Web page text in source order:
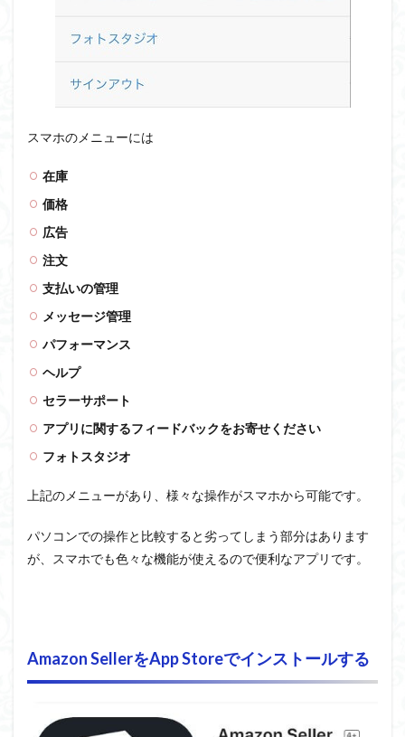
スマホのメニューには
在庫
価格
広告
注文
支払いの管理
メッセージ管理
パフォーマンス
ヘルプ
セラーサポート
アプリに関するフィードバックをお寄せください
フォトスタジオ
上記のメニューがあり、様々な操作がスマホから可能です。
パソコンでの操作と比較すると劣ってしまう部分はあります
が、スマホでも色々な機能が使えるので便利なアプリです。
Amazon SellerをApp Storeでインストールする